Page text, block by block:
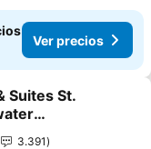
Ver precios
Suites St.
3.391